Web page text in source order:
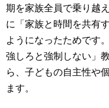
期を家族全員で乗り越
に「家族と時間を共有
ようになったためです
強しろと強制しない」
ら、子どもの自主性や
ます。